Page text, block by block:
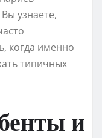
узнаете,
когда именно
типичных
и